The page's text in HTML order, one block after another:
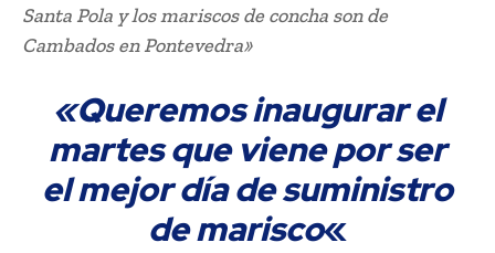
Santa Pola y los mariscos de concha son de
Cambados en Pontevedra»
«Queremos inaugurar el
martes que viene por ser
el mejor día de suministro
de marisco«